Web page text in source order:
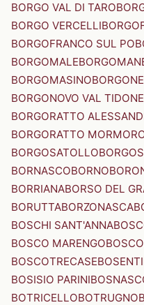
BORGO VAL DI TARO
BORGO VERCELLI
BORGOFRANCO SUL PO
BORGOMALE
BORGOMASINO
BORGONOVO VAL TIDONE
BORGORATTO
BORGORATTO
BORGOSATOLLO
BORNASCOBORNO
BORRIANABORSO DEL
BORUTTABORZONASCA
BOSCHI SANT'ANNA
BOSCO MARENGO
BOSCOTRECASE
BOSISIO PARINI
BOTRICELLOBOTRUGNO